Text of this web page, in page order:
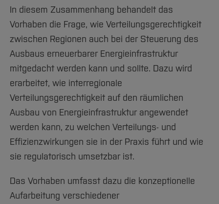
In diesem Zusammenhang behandelt das
Vorhaben die Frage, wie Verteilungsgerechtigkeit
zwischen Regionen auch bei der Steuerung des
Ausbaus erneuerbarer Energieinfrastruktur
mitgedacht werden kann und sollte. Dazu wird
erarbeitet, wie interregionale
Verteilungsgerechtigkeit auf den räumlichen
Ausbau von Energieinfrastruktur angewendet
werden kann, zu welchen Verteilungs- und
Effizienzwirkungen sie in der Praxis führt und wie
sie regulatorisch umsetzbar ist.
Das Vorhaben umfasst dazu die konzeptionelle
Aufarbeitung verschiedener